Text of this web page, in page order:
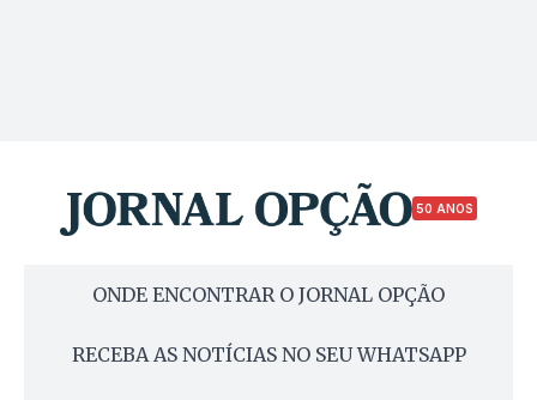
50 ANOS
ONDE ENCONTRAR O JORNAL OPÇÃO
RECEBA AS NOTÍCIAS NO SEU WHATSAPP